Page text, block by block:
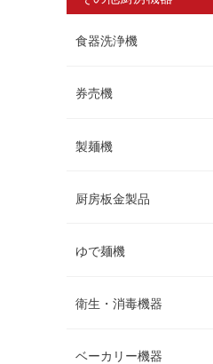
食器洗浄機
券売機
製麺機
厨房板金製品
ゆで麺機
衛生・消毒機器
ベーカリー機器